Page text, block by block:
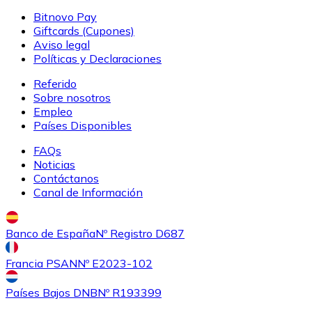
ComprarUniswap
UNI
Comprar
ETC
Bitnovo Pay
Giftcards (Cupones)
Aviso legal
Políticas y Declaraciones
Referido
Sobre nosotros
Empleo
Países Disponibles
FAQs
Noticias
Contáctanos
Canal de Información
Banco de EspañaNº Registro D687
Francia PSANNº E2023-102
Países Bajos DNBNº R193399